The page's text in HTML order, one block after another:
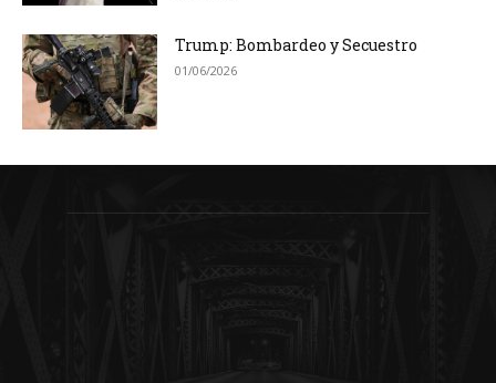
Trump: Bombardeo y Secuestro
01/06/2026